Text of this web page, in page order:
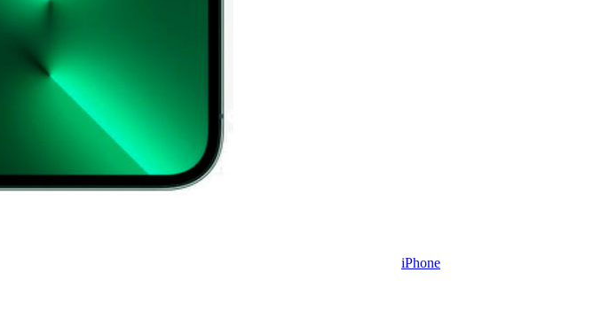
iPhone